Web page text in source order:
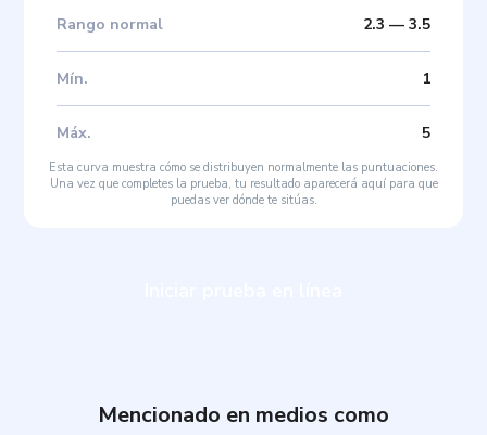
Rango normal 2.3 — 3.5
Mín. 1
Máx. 5
Esta curva muestra cómo se distribuyen normalmente las puntuaciones.
Una vez que completes la prueba, tu resultado aparecerá aquí para que
puedas ver dónde te sitúas.
Mencionado en medios como